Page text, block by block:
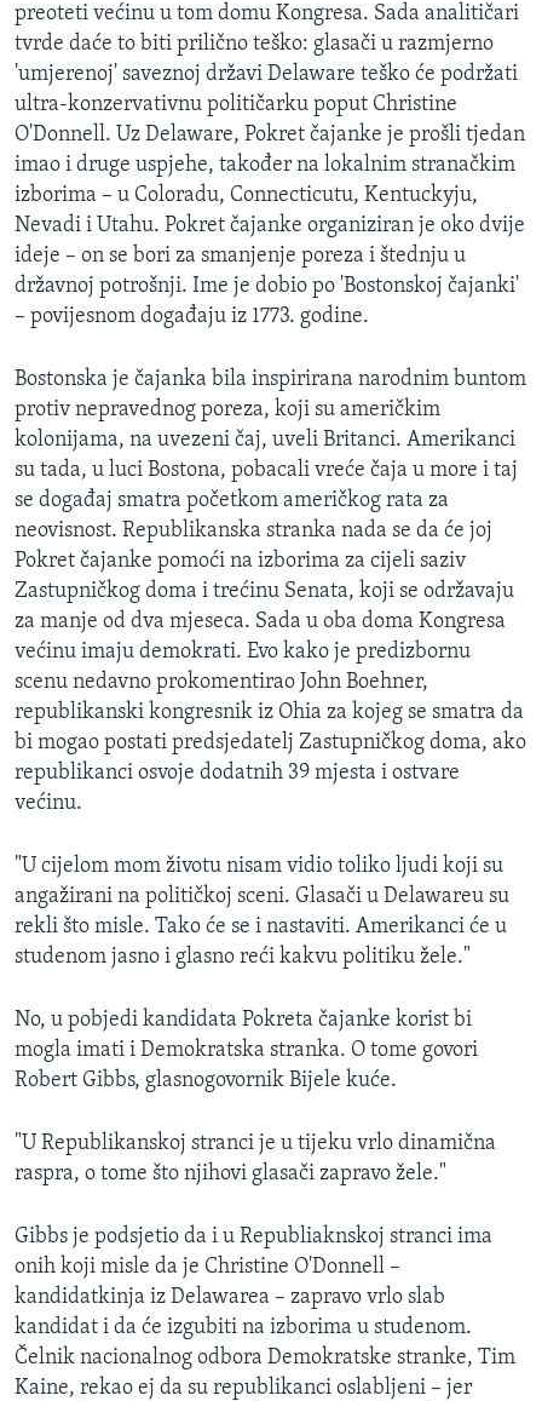
preoteti većinu u tom domu Kongresa. Sada analitičari
tvrde daće to biti prilično teško: glasači u razmjerno
'umjerenoj' saveznoj državi Delaware teško će podržati
ultra-konzervativnu političarku poput Christine
O'Donnell. Uz Delaware, Pokret čajanke je prošli tjedan
imao i druge uspjehe, također na lokalnim stranačkim
izborima – u Coloradu, Connecticutu, Kentuckyju,
Nevadi i Utahu. Pokret čajanke organiziran je oko dvije
ideje – on se bori za smanjenje poreza i štednju u
državnoj potrošnji. Ime je dobio po 'Bostonskoj čajanki'
– povijesnom događaju iz 1773. godine.
Bostonska je čajanka bila inspirirana narodnim buntom
protiv nepravednog poreza, koji su američkim
kolonijama, na uvezeni čaj, uveli Britanci. Amerikanci
su tada, u luci Bostona, pobacali vreće čaja u more i taj
se događaj smatra početkom američkog rata za
neovisnost. Republikanska stranka nada se da će joj
Pokret čajanke pomoći na izborima za cijeli saziv
Zastupničkog doma i trećinu Senata, koji se održavaju
za manje od dva mjeseca. Sada u oba doma Kongresa
većinu imaju demokrati. Evo kako je predizbornu
scenu nedavno prokomentirao John Boehner,
republikanski kongresnik iz Ohia za kojeg se smatra da
bi mogao postati predsjedatelj Zastupničkog doma, ako
republikanci osvoje dodatnih 39 mjesta i ostvare
većinu.
"U cijelom mom životu nisam vidio toliko ljudi koji su
angažirani na političkoj sceni. Glasači u Delawareu su
rekli što misle. Tako će se i nastaviti. Amerikanci će u
studenom jasno i glasno reći kakvu politiku žele."
No, u pobjedi kandidata Pokreta čajanke korist bi
mogla imati i Demokratska stranka. O tome govori
Robert Gibbs, glasnogovornik Bijele kuće.
"U Republikanskoj stranci je u tijeku vrlo dinamična
raspra, o tome što njihovi glasači zapravo žele."
Gibbs je podsjetio da i u Republiaknskoj stranci ima
onih koji misle da je Christine O'Donnell –
kandidatkinja iz Delawarea – zapravo vrlo slab
kandidat i da će izgubiti na izborima u studenom.
Čelnik nacionalnog odbora Demokratske stranke, Tim
Kaine, rekao ej da su republikanci oslabljeni – jer